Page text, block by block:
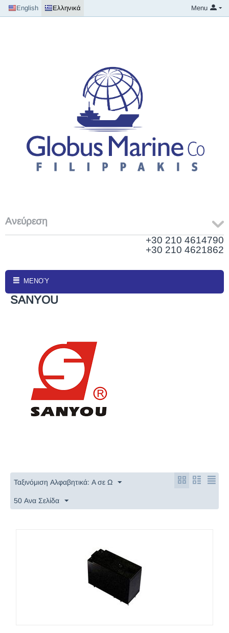
English Ελληνικά Menu
Ανεύρεση
+30 210 4614790
+30 210 4621862
ΜΕΝΟΎ
SANYOU
Ταξινόμιση Αλφαβητικά: A σε Ω
50 Ανα Σελίδα